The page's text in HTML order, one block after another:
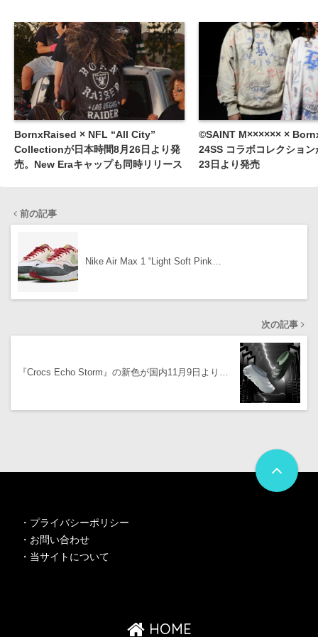
BornxRaised × NFL “All City”
Collectionが日本時間8月26日より発
売。New Eraキャップも同時リリース
©SAINT M×××××× ×
24SS コラボコレクション
23日より発売
前の記事
Nike Air Max 1 “Light Soft Pink…
次の記事
『Crocs Echo Storm』の新色が国内11月9日より…
・ プライバシーポリシー
・ お問い合わせ
・ 当サイトについて
HOME